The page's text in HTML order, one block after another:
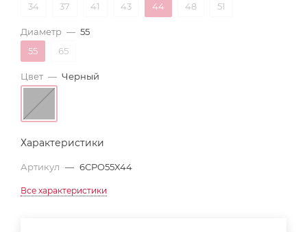
34
37 41 43 44 48 51
Диаметр — 55
55
65
Цвет — Черный
Характеристики
Артикул — 6CPO55X44
Все характеристики